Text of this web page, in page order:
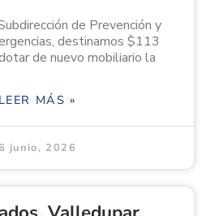
de Prevención y
destinamos $113
de nuevo mobiliario la
LEER MÁS »
junio, 2026